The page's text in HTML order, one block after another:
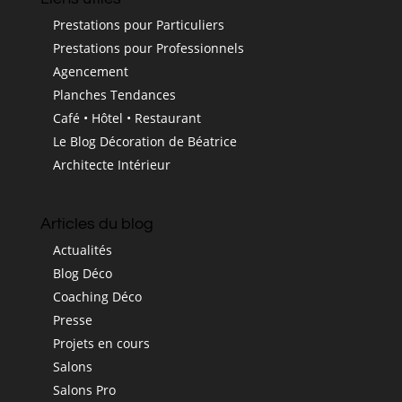
Prestations pour Particuliers
Prestations pour Professionnels
Agencement
Planches Tendances
Café • Hôtel • Restaurant
Le Blog Décoration de Béatrice
Architecte Intérieur
Articles du blog
Actualités
Blog Déco
Coaching Déco
Presse
Projets en cours
Salons
Salons Pro